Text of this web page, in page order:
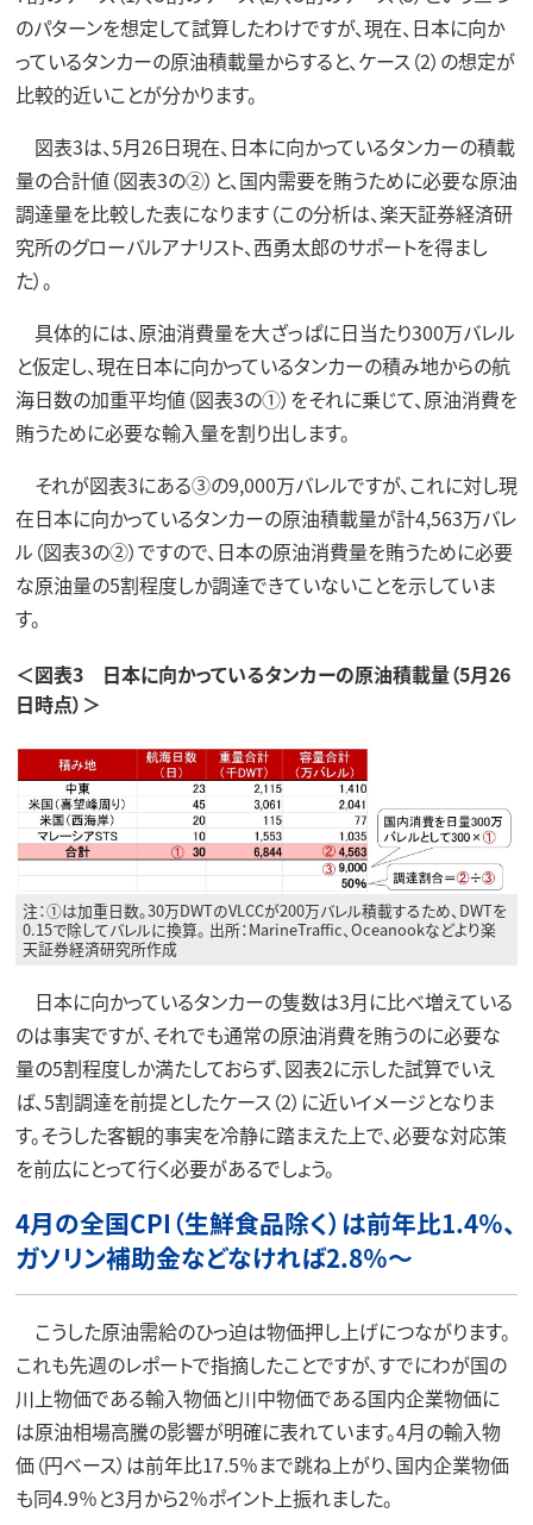
のパターンを想定して試算したわけですが、現在、日本に向か
っているタンカーの原油積載量からすると、ケース（2）の想定が
比較的近いことが分かります。
図表3は、5月26日現在、日本に向かっているタンカーの積載
量の合計値（図表3の②）と、国内需要を賄うために必要な原油
調達量を比較した表になります（この分析は、楽天証券経済研
究所のグローバルアナリスト、西勇太郎のサポートを得まし
た）。
具体的には、原油消費量を大ざっぱに日当たり300万バレル
と仮定し、現在日本に向かっているタンカーの積み地からの航
海日数の加重平均値（図表3の①）をそれに乗じて、原油消費を
賄うために必要な輸入量を割り出します。
それが図表3にある③の9,000万バレルですが、これに対し現
在日本に向かっているタンカーの原油積載量が計4,563万バレ
ル（図表3の②）ですので、日本の原油消費量を賄うために必要
な原油量の5割程度しか調達できていないことを示していま
す。
＜図表3 日本に向かっているタンカーの原油積載量（5月26
日時点）＞
注：①は加重日数。30万DWTのVLCCが200万バレル積載するため、DWTを
0.15で除してバレルに換算。 出所：MarineTraffic、Oceanookなどより楽
天証券経済研究所作成
日本に向かっているタンカーの隻数は3月に比べ増えている
のは事実ですが、それでも通常の原油消費を賄うのに必要な
量の5割程度しか満たしておらず、図表2に示した試算でいえ
ば、5割調達を前提としたケース（2）に近いイメージとなりま
す。そうした客観的事実を冷静に踏まえた上で、必要な対応策
を前広にとって行く必要があるでしょう。
4月の全国CPI（生鮮食品除く）は前年比1.4％、
ガソリン補助金などなければ2.8％～
こうした原油需給のひっ迫は物価押し上げにつながります。
これも先週のレポートで指摘したことですが、すでにわが国の
川上物価である輸入物価と川中物価である国内企業物価に
は原油相場高騰の影響が明確に表れています。4月の輸入物
価（円ベース）は前年比17.5％まで跳ね上がり、国内企業物価
も同4.9％と3月から2％ポイント上振れました。